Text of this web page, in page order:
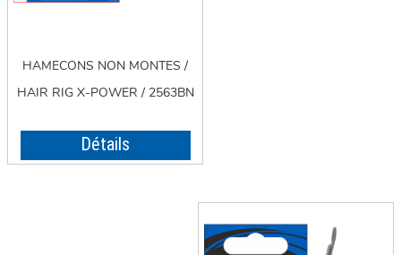
HAMECONS NON MONTES /
HAIR RIG X-POWER / 2563BN
Détails